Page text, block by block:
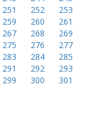
251 252
253
259 260
261
267 268
269
275 276
277
283 284
285
291 292
293
299 300
301